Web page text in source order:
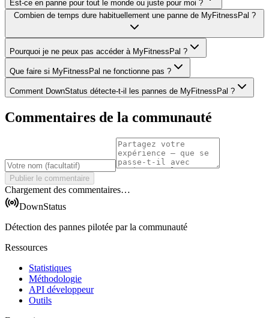
Est-ce en panne pour tout le monde ou juste pour moi ?
Combien de temps dure habituellement une panne de MyFitnessPal ?
Pourquoi je ne peux pas accéder à MyFitnessPal ?
Que faire si MyFitnessPal ne fonctionne pas ?
Comment DownStatus détecte-t-il les pannes de MyFitnessPal ?
Commentaires de la communauté
Publier le commentaire
Chargement des commentaires…
DownStatus
Détection des pannes pilotée par la communauté
Ressources
Statistiques
Méthodologie
API développeur
Outils